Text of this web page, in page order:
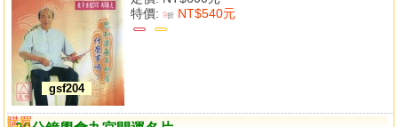
gsf204
特價: 9折 NT$540元
購買
比較